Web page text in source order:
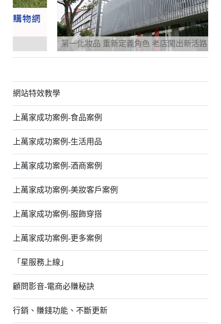
第一化妝品 重新定義角色 老店闖出新活路
網站特效教學
上萬家成功案例-食品案例
上萬家成功案例-生活用品
上萬家成功案例-酒商案例
上萬家成功案例-美妝客戶案例
上萬家成功案例-服飾穿搭
上萬家成功案例-更多案例
「星服務上線」
顧問影音-電商必賺秘訣
行銷、賺錢功能、不斷更新